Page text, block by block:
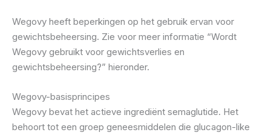
Wegovy heeft beperkingen op het gebruik ervan voor
gewichtsbeheersing. Zie voor meer informatie “Wordt
Wegovy gebruikt voor gewichtsverlies en
gewichtsbeheersing?” hieronder.
Wegovy-basisprincipes
Wegovy bevat het actieve ingrediënt semaglutide. Het
behoort tot een groep geneesmiddelen die glucagon-like